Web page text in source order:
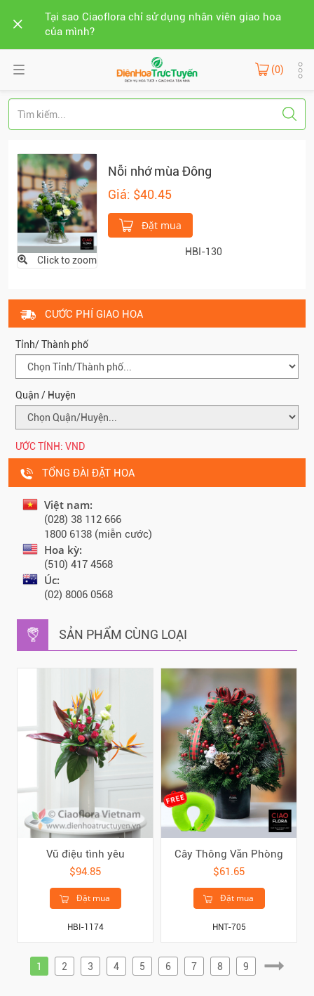
Tại sao Ciaoflora chỉ sử dụng nhân viên giao hoa
của mình?
(0)
Click to zoom
Nỗi nhớ mùa Đông
Giá: $40.45
Đặt mua
HBI-130
CƯỚC PHÍ GIAO HOA
Tỉnh/ Thành phố
Quận / Huyện
ƯỚC TÍNH: VND
TỔNG ĐÀI ĐẶT HOA
Việt nam:
(028) 38 112 666
1800 6138 (miễn cước)
Hoa kỳ:
(510) 417 4568
Úc:
(02) 8006 0568
SẢN PHẨM CÙNG LOẠI
Vũ điệu tình yêu
$94.85
Đặt mua
HBI-1174
Cây Thông Văn Phòng
$61.65
Đặt mua
HNT-705
1 2 3 4 5 6 7 8 9